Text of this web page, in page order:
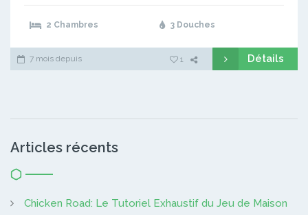
2 Chambres 3 Douches
7 mois depuis 1 Détails
Articles récents
Chicken Road: Le Tutoriel Exhaustif du Jeu de Maison